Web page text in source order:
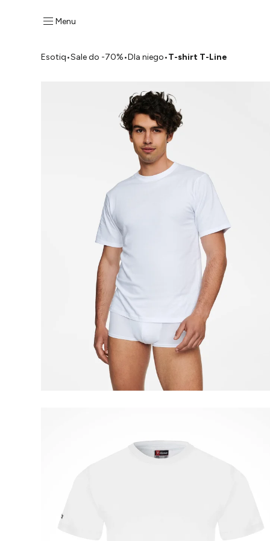
Menu
Esotiq•Sale do -70%•Dla niego•T-shirt T-Line